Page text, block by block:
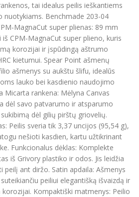
tai idealus peilis ieškantiems
nuotykiams. Benchmade 203-04
MagnaCut super plienas: 89 mm
CPM-MagnaCut super plieno, kuris
korozijai ir įspūdingą aštrumo
kietumui. Spear Point ašmenų
ašmenys su aukštu šlifu, idealūs
lauko bei kasdienio naudojimo
Micarta rankena: Mėlyna Canvas
dėl savo patvarumo ir atsparumo
dėl gilių pirštų griovelių.
Peilis sveria tik 3,37 uncijos (95,54 g),
nešioti kasdien, kartu užtikrinant
Funkcionalus dėklas: Komplekte
iš Grivory plastiko ir odos. Jis leidžia
peilį ant diržo. Satin apdaila: Ašmenys
peiliui elegantišką išvaizdą ir
Kompaktiški matmenys: Peilio